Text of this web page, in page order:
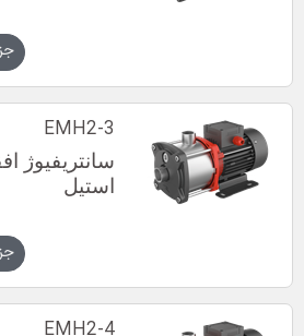
EMH2-3
سانتریفیوژ
استیل
EMH2-4